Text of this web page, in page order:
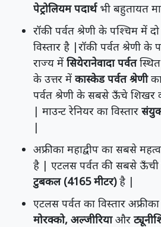
पेट्रोलियम पदार्थभी बहुतायत
रॉकी पर्वत श्रेणी के पश्चिम में दो
विस्तार है |रॉकी पर्वत श्रेणी के
राज्य में सियेरानेवादा पर्वतस्थित
के उत्तर में कास्केड पर्वत श्रेणी
पर्वत श्रेणी के सबसे ऊँचे शिखर
| माउन्ट रेनियर का विस्तार
|
अफ्रीका महाद्वीप का सबसे
है | एटलस पर्वत की सबसे ऊँची
टुबकल (4165 मीटर)है |
एटलस पर्वत का विस्तार
मोरक्को, अल्जीरियाऔर